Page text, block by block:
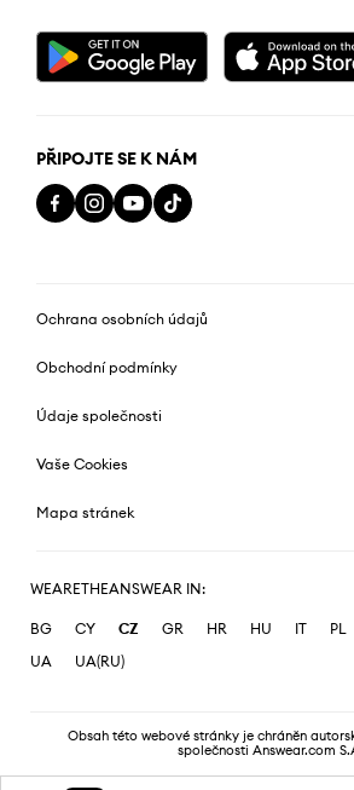
PŘIPOJTE SE K NÁM
Ochrana osobních údajů
Obchodní podmínky
Údaje společnosti
Vaše Cookies
Mapa stránek
WEARETHEANSWEAR IN:
BG CY CZ GR HR HU IT PL
UA
UA(RU)
Obsah této webové stránky je chráněn
společnosti Answear.com